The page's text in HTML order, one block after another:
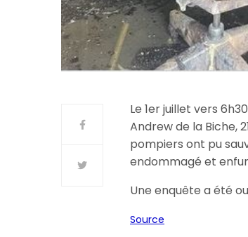
Le 1er juillet vers
Andrew de la Biche,
pompiers ont pu
endommagé et
Une enquête a été
Source